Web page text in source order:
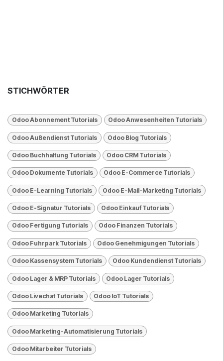
STICHWÖRTER
Odoo Abonnement Tutorials Odoo Anwesenheiten Tutorials
Odoo Außendienst Tutorials Odoo Blog Tutorials
Odoo Buchhaltung Tutorials Odoo CRM Tutorials
Odoo Dokumente Tutorials Odoo E-Commerce Tutorials
Odoo E-Learning Tutorials Odoo E-Mail-Marketing Tutorials
Odoo E-Signatur Tutorials Odoo Einkauf Tutorials
Odoo Fertigung Tutorials Odoo Finanzen Tutorials
Odoo Fuhrpark Tutorials Odoo Genehmigungen Tutorials
Odoo Kassensystem Tutorials Odoo Kundendienst Tutorials
Odoo Lager & MRP Tutorials Odoo Lager Tutorials
Odoo Livechat Tutorials Odoo loT Tutorials
Odoo Marketing Tutorials
Odoo Marketing-Automatisierung Tutorials
Odoo Mitarbeiter Tutorials